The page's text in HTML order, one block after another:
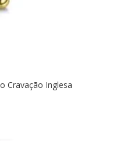
Cravação Inglesa